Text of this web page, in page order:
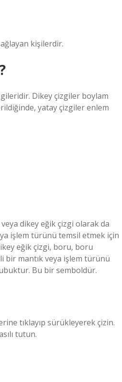
kişilerdir.
Dikey çizgiler boylam
yatay çizgiler enlem
dikey eğik çizgi olarak da
işlem türünü temsil etmek için
eğik çizgi, boru, boru
bir mantık veya işlem türünü
Bu bir semboldür.
tıklayıp sürükleyerek çizin.
tutun.